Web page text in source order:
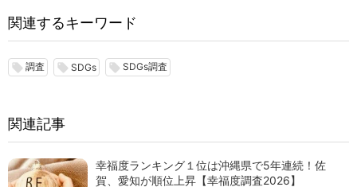
関連するキーワード
local_offer 調査 local_offer SDGs local_offer SDGs調査
関連記事
幸福度ランキング１位は沖縄県で5年連続！佐
賀、愛知が順位上昇【幸福度調査2026】